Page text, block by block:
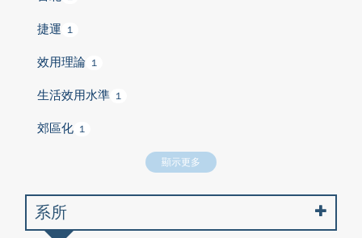
捷運 1
效用理論 1
生活效用水準 1
郊區化 1
顯示更多
系所